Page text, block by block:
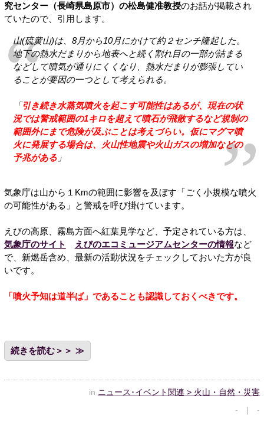
究センター（長崎県島原市）の松島健准教授のお話が掲載され
ていたので、引用します。
山(硫黄山)は、8月から10月にかけて約２センチ隆起した。
地下の熱水だまりから地表へと続く割れ目の一部が詰まる
などして噴気が通りにくくなり、熱水だまりが膨張してい
ることが要因の一つとして考えられる。
「引き続き水蒸気噴火を起こす可能性はあるが、現在の状
況では警戒範囲の1キロを超えて噴石が飛散するなど規制の
範囲外にまで危険が及ぶことは考えづらい。仮にマグマ噴
火に発展する場合は、火山性地震や火山ガスの増加などの
予兆がある」
気象庁は山から１Kmの範囲に影響を及ぼす「ごく小規模な噴火
の可能性がある」と警戒を呼び掛けています。
えびの高原、霧島方面へ紅葉見学など、予定されている方は、
気象庁のサイト
えびのエコミュージアムセンターの情報など
で、新燃岳含め、最新の活動状況をチェックしておいた方が良
いです。
「噴火予知は道半ば」であることも認識しておくべきです。
続きを読む＞＞
in ニュース･イベント関連 > 火山・自然・災害
- | -